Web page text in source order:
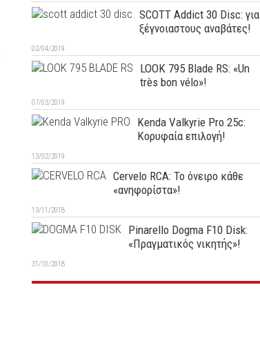
SCOTT Addict 30 Disc: για
ξέγνοιαστους αναβάτες!
02/04/2019
LOOK 795 Blade RS: «Un
très bon vélo»!
07/03/2019
Kenda Valkyrie Pro 25c:
Κορυφαία επιλογή!
13/02/2019
Cervelo RCA: Το όνειρο κάθε
«ανηφορίστα»!
13/11/2018
Pinarello Dogma F10 Disk:
«Πραγματικός νικητής»!
31/10/2018